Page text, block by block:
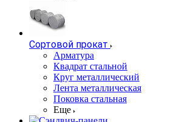
Сортовой прокат
Арматура
Квадрат стальной
Круг металлический
Лента металлическая
Поковка стальная
Еще